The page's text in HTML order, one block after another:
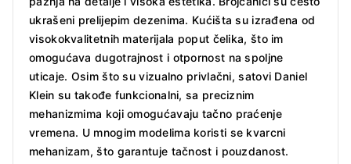
ukrašeni prelijepim dezenima. Kućišta su izrađena od
visokokvalitetnih materijala poput čelika, što im
omogućava dugotrajnost i otpornost na spoljne
uticaje. Osim što su vizualno privlačni, satovi Daniel
Klein su takođe funkcionalni, sa preciznim
mehanizmima koji omogućavaju tačno praćenje
vremena. U mnogim modelima koristi se kvarcni
mehanizam, što garantuje tačnost i pouzdanost.